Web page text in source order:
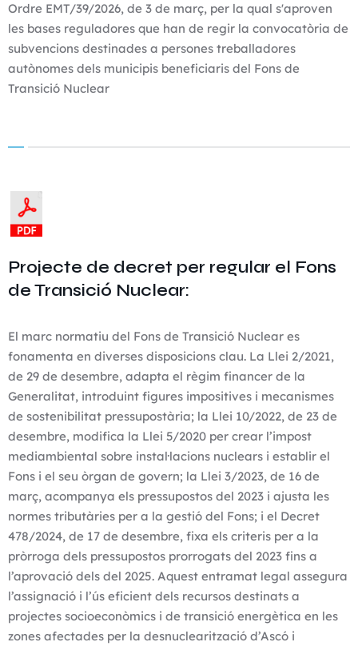
Ordre EMT/39/2026, de 3 de març, per la qual s'aproven
les bases reguladores que han de regir la convocatòria de
subvencions destinades a persones treballadores
autònomes dels municipis beneficiaris del Fons de
Transició Nuclear
Projecte de decret per regular el Fons
de Transició Nuclear:
El marc normatiu del Fons de Transició Nuclear es
fonamenta en diverses disposicions clau. La Llei 2/2021,
de 29 de desembre, adapta el règim financer de la
Generalitat, introduint figures impositives i mecanismes
de sostenibilitat pressupostària; la Llei 10/2022, de 23 de
desembre, modifica la Llei 5/2020 per crear l’impost
mediambiental sobre instal·lacions nuclears i establir el
Fons i el seu òrgan de govern; la Llei 3/2023, de 16 de
març, acompanya els pressupostos del 2023 i ajusta les
normes tributàries per a la gestió del Fons; i el Decret
478/2024, de 17 de desembre, fixa els criteris per a la
pròrroga dels pressupostos prorrogats del 2023 fins a
l’aprovació dels del 2025. Aquest entramat legal assegura
l’assignació i l’ús eficient dels recursos destinats a
projectes socioeconòmics i de transició energètica en les
zones afectades per la desnuclearització d’Ascó i